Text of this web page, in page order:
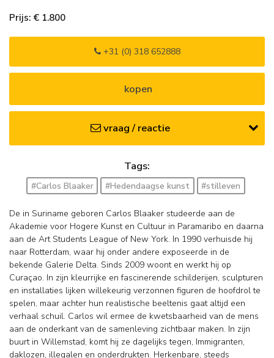
Prijs: € 1.800
+31 (0) 318 652888
kopen
vraag / reactie
Tags:
#Carlos Blaaker #Hedendaagse kunst #stilleven
De in Suriname geboren Carlos Blaaker studeerde aan de
Akademie voor Hogere Kunst en Cultuur in Paramaribo en daarna
aan de Art Students League of New York. In 1990 verhuisde hij
naar Rotterdam, waar hij onder andere exposeerde in de
bekende Galerie Delta. Sinds 2009 woont en werkt hij op
Curaçao. In zijn kleurrijke en fascinerende schilderijen, sculpturen
en installaties lijken willekeurig verzonnen figuren de hoofdrol te
spelen, maar achter hun realistische beeltenis gaat altijd een
verhaal schuil. Carlos wil ermee de kwetsbaarheid van de mens
aan de onderkant van de samenleving zichtbaar maken. In zijn
buurt in Willemstad, komt hij ze dagelijks tegen, Immigranten,
daklozen, illegalen en onderdrukten. Herkenbare, steeds